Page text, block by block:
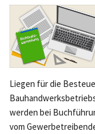
Liegen für die
werden bei
vom